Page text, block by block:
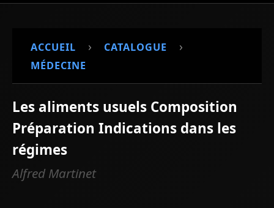
ACCUEIL › CATALOGUE ›
MÉDECINE
Les aliments usuels Composition
Préparation Indications dans les
régimes
Alfred Martinet